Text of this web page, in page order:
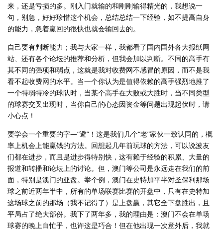
来，还是亏损的多。刚入门就输的和刚刚输得精光的，我想说一
句，别急，好好珍惜这个机会，总结总结一下经验，如不提高自身
的能力，急着赢回的很快也就会输回去的。
自己要有判断能力；我与大家一样，我都看了国内国外各大报纸网
站、还有各个论坛的推荐和分析，但我会加以判断。不同的高手有
其不同的强项和弱点，这就是我对收费网不感冒的原因，而不是我
看不起收费网的水平。当一个你认为是值得依赖的高手强烈地推了
一个特弱特冷的球队时，当某个高手在大败或大胜时，当不同类型
的球赛交叉出现时，当你自己的心态因资金等问题出现起伏时，请
小心点！
要学会一个重要的字—“避”！这是我们几个“老”家伙一致认同的，概
率上机会上能赢钱的方法。回想起几年前玩球的方法，可以说波友
们都在进步，而且是进步得特别快，这有赖于经验的积累、大量的
报道和转播和论坛上的讨论。但，澳门等公司是永远走在我们的前
面，特别是澳门的亚盘。举个例，澳门在史特加平半对圣保利那场
球之前近两年半中，所有的单场联赛比赛的开盘中，只有在史特加
这场球之前的那场（我不记得了）是上盘赢，其它全下盘胜出，且
平局占了绝大部份。我下了两年多，我的理由是：澳门不会在单场
球赛的晚上白忙乎，也许这是巧合！但在他出现一次意外后，我就